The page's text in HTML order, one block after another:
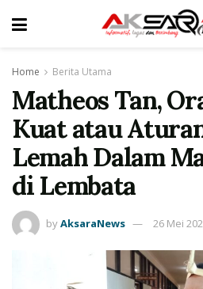
Home Berita Utama
Matheos Tan,
Kuat atau
Lemah Dalam
di Lembata
byAksaraNews 26 Mei